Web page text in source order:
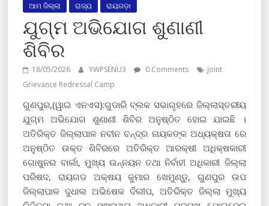
ଆମ ଜିଲ୍ଲା ରାଜ୍ୟ ରାୟଗଡ଼ା
ଯୁଗ୍ମ ଅଭିଯୋଗ ଶୁଣାଣୀ
ଶିବିର
18/05/2026 YWPSENU3 0 Comments
Joint
Grievance Redressal Camp
ଗୁଣପୁର,(ୱାଇ ଏନଏସ):ଗୁଡାରି ବ୍ଲକ ସଭାଗୃହରେ ଜିଲ୍ଲାସ୍ତରୀୟ
ଯୁଗ୍ମ ଅଭିଯୋଗ ଶୁଣାଣୀ ଶିବିର ଅନୁଷ୍ଠିତ ହୋଇ ଯାଇଛି ।
ଅତିରିକ୍ତ ଜିଲ୍ଲାପାଳ ନବୀନ ଚନ୍ଦ୍ର ନାୟକଙ୍କ ଅଧ୍ୟକ୍ଷତା ରେ
ଅନୁଷ୍ଠିତ ଉକ୍ତ ଶିବିରରେ ଅତିରିକ୍ତ ଆରକ୍ଷୀ ଅଧିକ୍ଷକାରୀ
ଗୋଷୁନର ବାର୍ଲା, ମୁଖ୍ୟ ଉନ୍ନୟନ ତଥା ନିର୍ବାହୀ ଅଧିକାରୀ ଜିଲ୍ଲା
ପରିଷଦ, ରାୟଗଡ ଅକ୍ଷୟ କୁମାର ଖେମୁଣ୍ଡୁ, ଗୁଣପୁର ଉପ
ଜିଲ୍ଲାପାଳ ଦୁଧାଲ ଅଭିଷେକ ଦିଲୀପ, ଅତିରିକ୍ତ ଜିଲ୍ଲା ମୁଖ୍ୟ